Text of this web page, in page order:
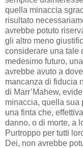
quella minaccia
risultato
avrebbe potuto
gli altro meno
considerare una tale
medesimo futuro,
avrebbe avuto a
mancanza di fiducia
di Marr’Mahew,
minaccia, quella sua
una finta che,
danno, o di morte, a
Purtroppo per tutti
Dei, non avrebbe